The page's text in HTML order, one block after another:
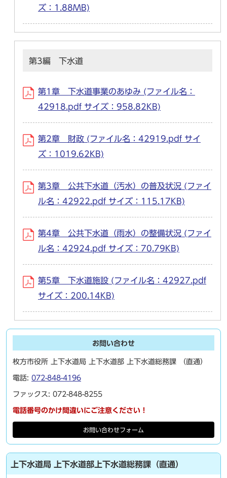
ズ：1.88MB)
第3編 下水道
第1章 下水道事業のあゆみ (ファイル名：
42918.pdf サイズ：958.82KB)
第2章 財政 (ファイル名：42919.pdf サイ
ズ：1019.62KB)
第3章 公共下水道（汚水）の普及状況 (ファイ
ル名：42922.pdf サイズ：115.17KB)
第4章 公共下水道（雨水）の整備状況 (ファイ
ル名：42924.pdf サイズ：70.79KB)
第5章 下水道施設 (ファイル名：42927.pdf
サイズ：200.14KB)
お問い合わせ
枚方市役所 上下水道局 上下水道部 上下水道総務課 （直通）
電話: 072-848-4196
ファックス: 072-848-8255
電話番号のかけ間違いにご注意ください！
お問い合わせフォーム
上下水道局 上下水道部上下水道総務課（直通）